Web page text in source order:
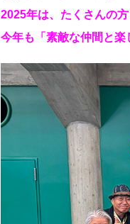
2025年は、たくさんの
今年も「素敵な仲間と楽